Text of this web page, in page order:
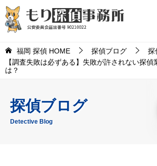
福岡 探偵 HOME 探偵ブログ
探
【調査失敗は必ずある】失敗が許されない探偵
は？
探偵ブログ
Detective Blog